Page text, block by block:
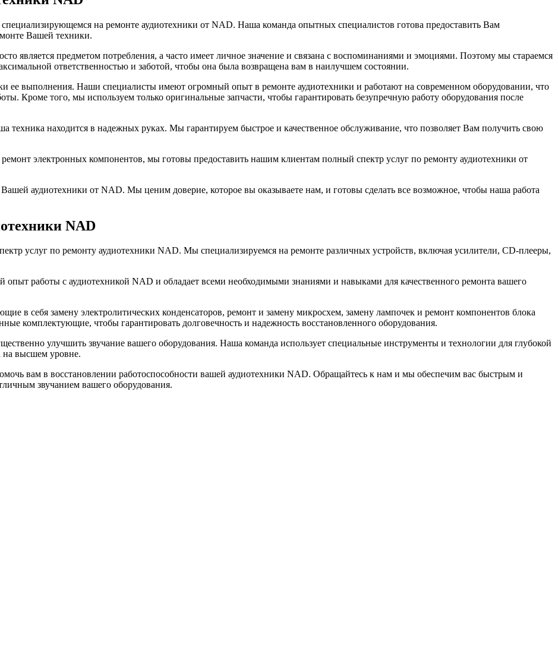
на ремонте аудиотехники от NAD. Наша команда опытных специалистов готова предоставить Вам
Вашей техники.
является предметом потребления, а часто имеет личное значение и связана с воспоминаниями и эмоциями. Поэтому мы стараемся
ответственностью и заботой, чтобы она была возвращена вам в наилучшем состоянии.
ее выполнения. Наши специалисты имеют огромный опыт в ремонте аудиотехники и работают на современном оборудовании, что
Кроме того, мы используем только оригинальные запчасти, чтобы гарантировать безупречную работу оборудования после
находится в надежных руках. Мы гарантируем быстрое и качественное обслуживание, что позволяет Вам получить свою
ремонт электронных компонентов, мы готовы предоставить нашим клиентам полный спектр услуг по ремонту аудиотехники от
аудиотехники от NAD. Мы ценим доверие, которое вы оказываете нам, и готовы сделать все возможное, чтобы наша работа
NAD
услуг по ремонту аудиотехники NAD. Мы специализируемся на ремонте различных устройств, включая усилители, CD-плееры,
работы с аудиотехникой NAD и обладает всеми необходимыми знаниями и навыками для качественного ремонта вашего
в себя замену электролитических конденсаторов, ремонт и замену микросхем, замену лампочек и ремонт компонентов блока
комплектующие, чтобы гарантировать долговечность и надежность восстановленного оборудования.
улучшить звучание вашего оборудования. Наша команда использует специальные инструменты и технологии для глубокой
на высшем уровне.
вам в восстановлении работоспособности вашей аудиотехники NAD. Обращайтесь к нам и мы обеспечим вас быстрым и
звучанием вашего оборудования.